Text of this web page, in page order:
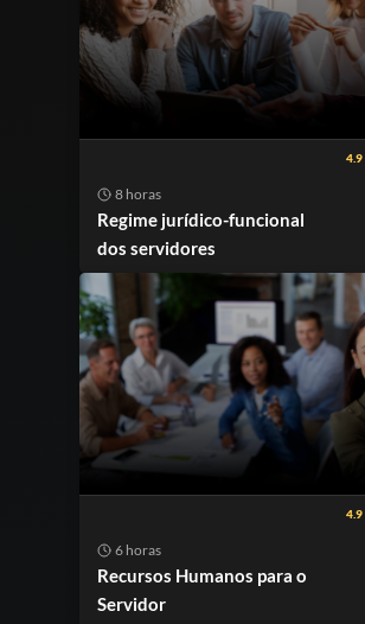
4.9
8 horas
Regime jurídico-funcional
dos servidores
4.9
6 horas
Recursos Humanos para o
Servidor